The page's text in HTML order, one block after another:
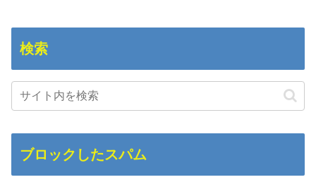
検索
ブロックしたスパム